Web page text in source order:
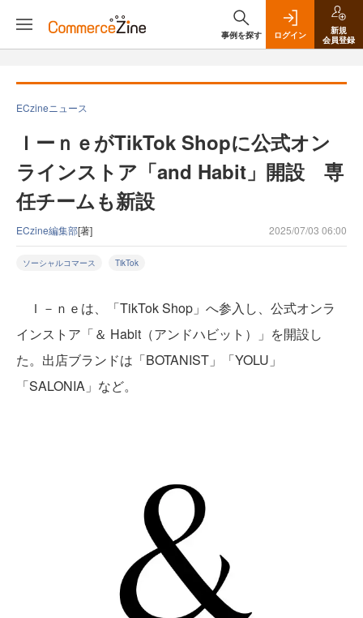
事例を探す ログイン
新規
会員登録
ECzineニュース
ＩーｎｅがTikTok Shopに公式オン
ラインストア「and Habit」開設 専
任チームも新設
ECzine編集部[著] 2025/07/03 06:00
ソーシャルコマース TikTok
Ｉ－ｎｅは、「TikTok Shop」へ参入し、公式オンラ
インストア「＆ Habit（アンドハビット）」を開設し
た。出店ブランドは「BOTANIST」「YOLU」
「SALONIA」など。